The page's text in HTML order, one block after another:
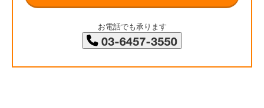
お電話でも承ります